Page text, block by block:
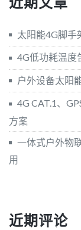
太阳能4G脚手
4G低功耗温度
户外设备太阳
4G CAT.1、
方案
一体式户外物
用
近期评论